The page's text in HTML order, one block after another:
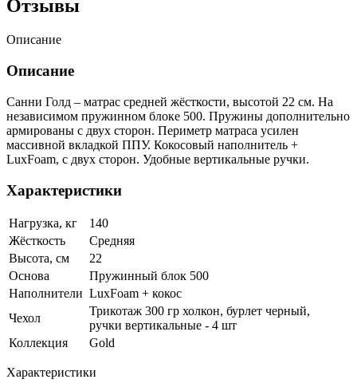
Отзывы
Описание
Описание
Санни Голд – матрас средней жёсткости, высотой 22 см. На
независимом пружинном блоке 500. Пружины дополнительно
армированы с двух сторон. Периметр матраса усилен
массивной вкладкой ППУ. Кокосовый наполнитель +
LuxFoam, с двух сторон. Удобные вертикальные ручки.
Характеристики
Нагрузка, кг
140
Жёсткость
Средняя
Высота, см
22
Основа
Пружинный блок 500
Наполнители LuxFoam + кокос
Чехол
Трикотаж 300 гр холкон, бурлет черный,
ручки вертикальные - 4 шт
Коллекция
Gold
Характеристики